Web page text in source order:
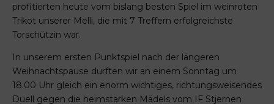
profitierten heute vom bislang besten Spiel im weinroten
Trikot unserer Melli, die mit 7 Treffern erfolgreichste
Torschützin war.
In unserem ersten Punktspiel nach der längeren
Weihnachtspause durften wir an einem Sonntag um
18.00 Uhr gleich ein enorm wichtiges, richtungsweisendes
Duell gegen die heimstarken Mädels vom IF Stjernen